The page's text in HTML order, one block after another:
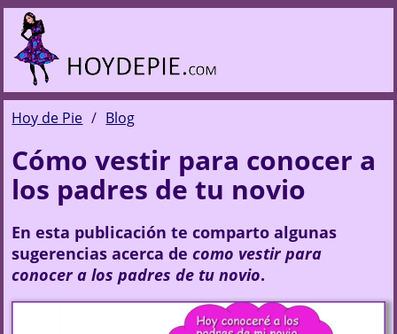
Hoy de Pie Blog
Cómo vestir para conocer a
los padres de tu novio
En esta publicación te comparto algunas
sugerencias acerca decomo vestir para
conocer a los padres de tu novio.